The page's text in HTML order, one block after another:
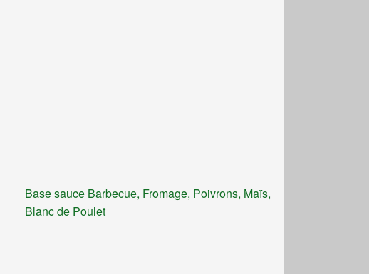
Base sauce Barbecue, Fromage, Poivrons, Maïs,
Blanc de Poulet